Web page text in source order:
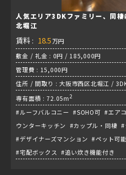
人気エリア3DKファミリー、同
北堀江
賃料 : 18.5 万円
敷金 / 礼金 : 0円 / 185,000円
管理費 : 15,000円
住所 / 間取り : 大阪市西区北堀江 /
専有面積 : 72.05m2
#ルーフバルコニー #SOHO可 #エア
ウンターキッチン #カップル・同棲 #
#デザイナーズマンション #ペット可
#宅配ボックス #追い炊き機能付き